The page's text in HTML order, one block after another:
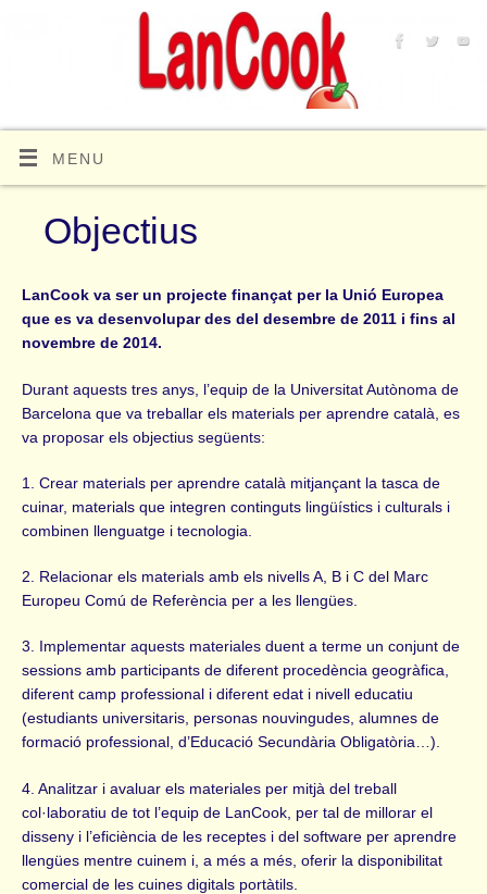
MENU
Objectius
LanCook va ser un projecte finançat per la Unió Europea
que es va desenvolupar des del desembre de 2011 i fins al
novembre de 2014.
Durant aquests tres anys, l’equip de la Universitat Autònoma de
Barcelona que va treballar els materials per aprendre català, es
va proposar els objectius següents:
1. Crear materials per aprendre català mitjançant la tasca de
cuinar, materials que integren continguts lingüístics i culturals i
combinen llenguatge i tecnologia.
2. Relacionar els materials amb els nivells A, B i C del Marc
Europeu Comú de Referència per a les llengües.
3. Implementar aquests materiales duent a terme un conjunt de
sessions amb participants de diferent procedència geogràfica,
diferent camp professional i diferent edat i nivell educatiu
(estudiants universitaris, personas nouvingudes, alumnes de
formació professional, d’Educació Secundària Obligatòria…).
4. Analitzar i avaluar els materiales per mitjà del treball
col·laboratiu de tot l’equip de LanCook, per tal de millorar el
disseny i l’eficiència de les receptes i del software per aprendre
llengües mentre cuinem i, a més a més, oferir la disponibilitat
comercial de les cuines digitals portàtils.